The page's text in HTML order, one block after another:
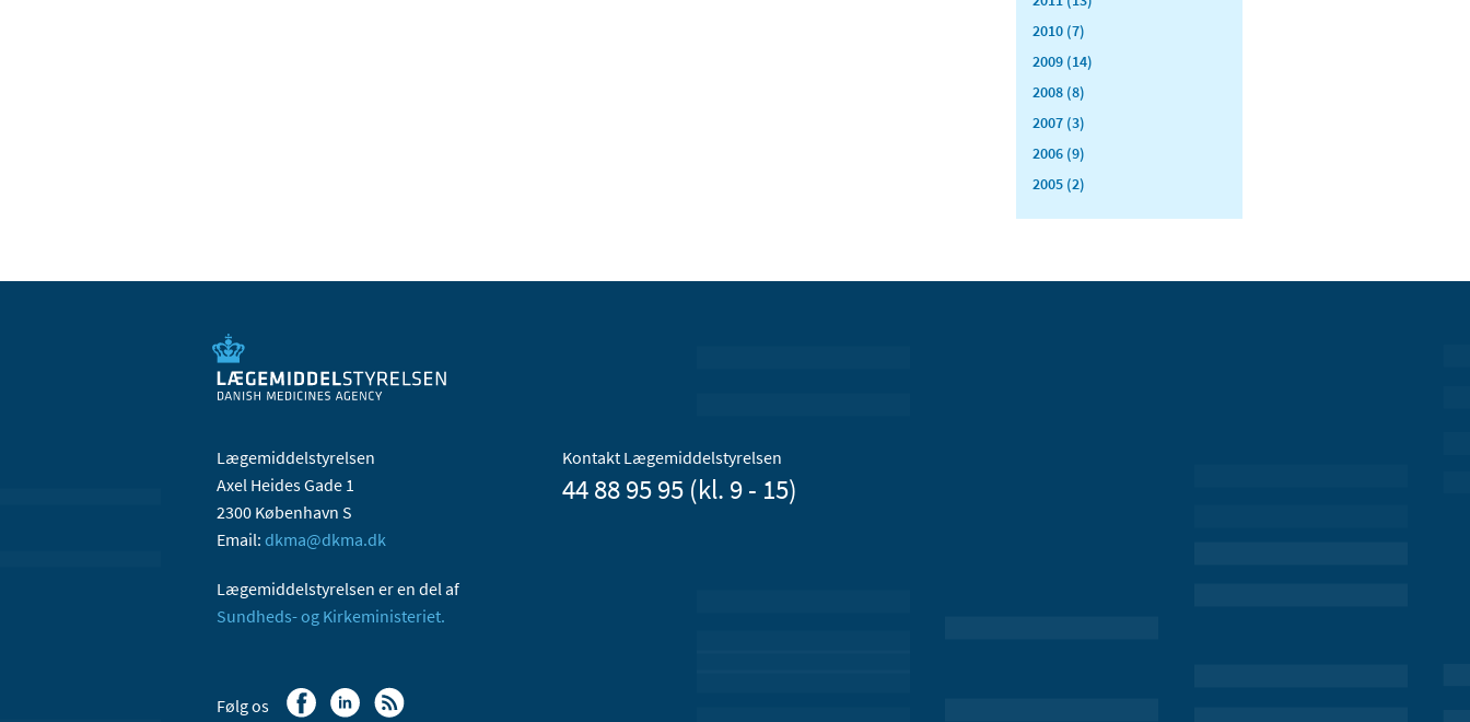
2010 (7)
2009 (14)
2008 (8)
2007 (3)
2006 (9)
2005 (2)
Lægemiddelstyrelsen
Axel Heides Gade 1
2300 København S
Email: dkma@dkma.dk
Lægemiddelstyrelsen er en del af
Sundheds- og Kirkeministeriet.
Kontakt Lægemiddelstyrelsen
44 88 95 95 (kl. 9 - 15)
Følg os